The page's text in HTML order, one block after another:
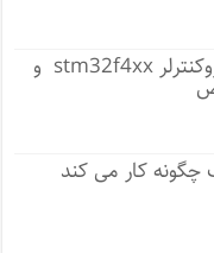
راه اندازی واحد ADC میکروکنترلر stm32f4xx و
کار می کند